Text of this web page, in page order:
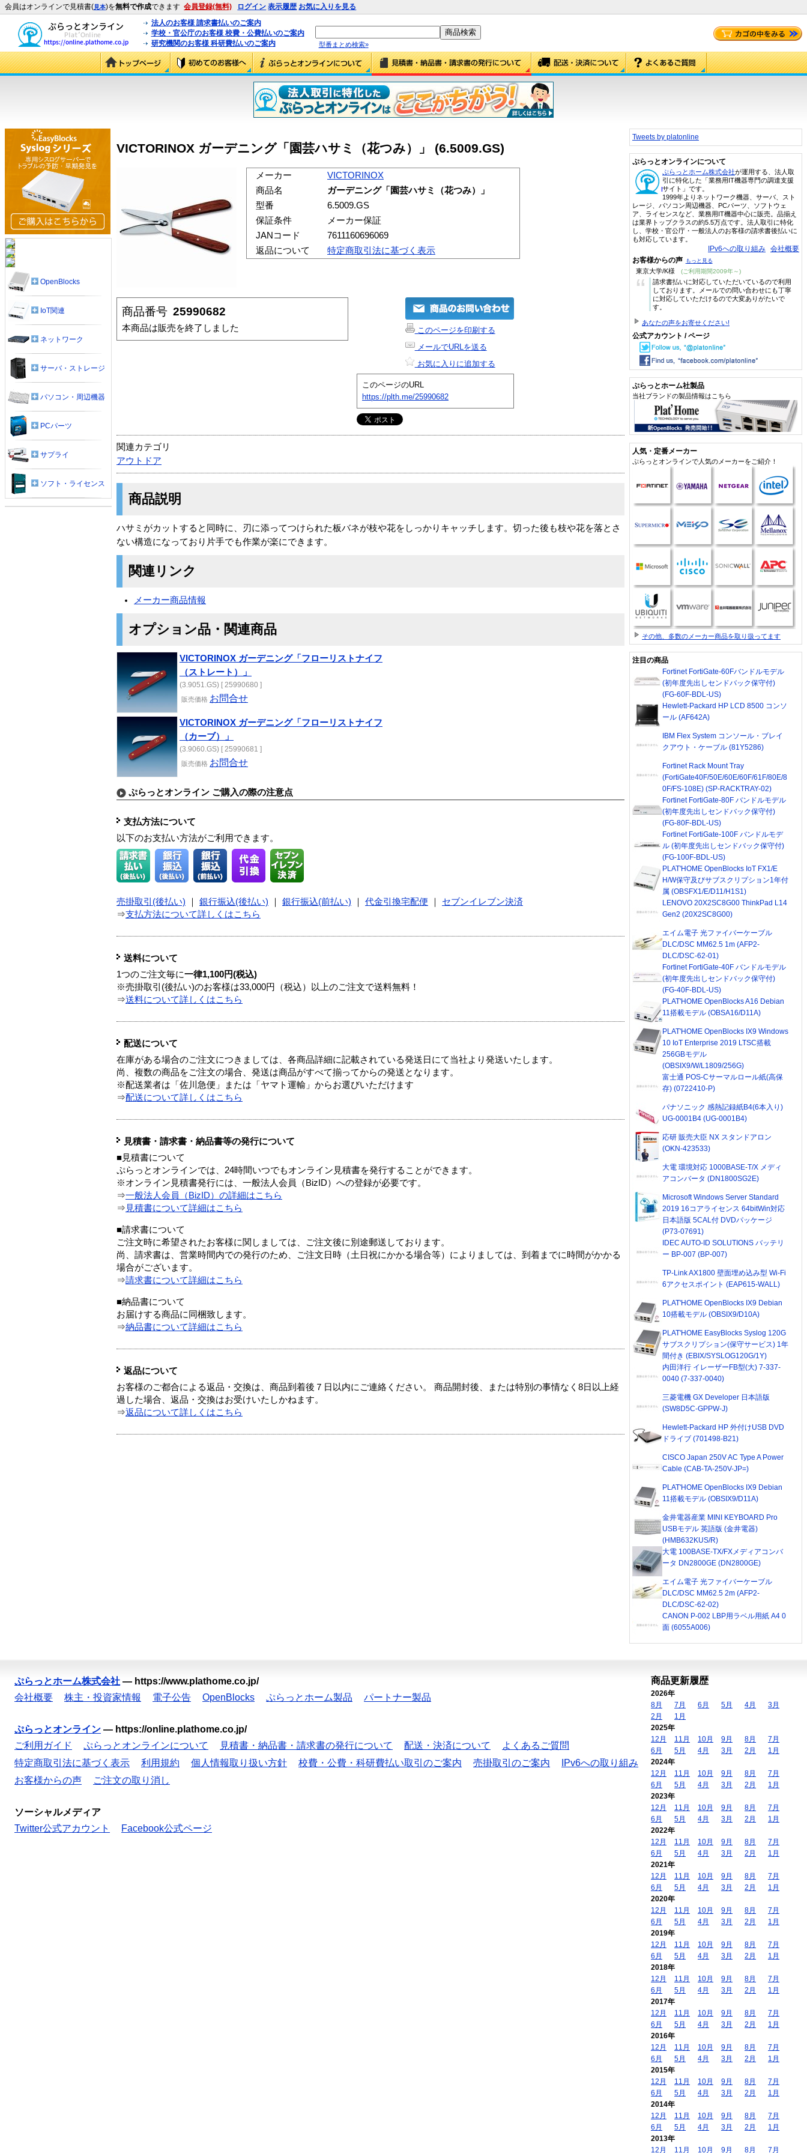
会員はオンラインで見積書(見本)を無料で作成できます 会員登録(無料) ログイン 表示履歴 お気に入りを見る
法人のお客様 請求書払いのご案内
学校・官公庁のお客様 校費・公費払いのご案内
研究機関のお客様 科研費払いのご案内
型番まとめ検索»
VICTORINOX ガーデニング「園芸ハサミ（花つみ）」 (6.5009.GS)
メーカー
VICTORINOX
商品名
ガーデニング「園芸ハサミ（花つみ）」
型番
6.5009.GS
保証条件
メーカー保証
JANコード
7611160696069
返品について
特定商取引法に基づく表示
商品番号 25990682
本商品は販売を終了しました
このページを印刷する
メールでURLを送る
お気に入りに追加する
このページのURL
https://plth.me/25990682
関連カテゴリ
アウトドア
商品説明
ハサミがカットすると同時に、刃に添ってつけられた板バネが枝や花をしっかりキャッチします。切った後も枝や花を落とさ
ない構造になっており片手でも作業が楽にできます。
関連リンク
メーカー商品情報
オプション品・関連商品
VICTORINOX ガーデニング「フローリストナイフ
（ストレート）」
(3.9051.GS) [ 25990680 ]
販売価格 お問合せ
VICTORINOX ガーデニング「フローリストナイフ
（カーブ）」
(3.9060.GS) [ 25990681 ]
販売価格 お問合せ
ぷらっとオンライン ご購入の際の注意点
支払方法について
以下のお支払い方法がご利用できます。
売掛取引(後払い) 銀行振込(後払い) 銀行振込(前払い) 代金引換宅配便
セブンイレブン決済
⇒支払方法について詳しくはこちら
送料について
1つのご注文毎に一律1,100円(税込)
※売掛取引(後払い)のお客様は33,000円（税込）以上のご注文で送料無料！
⇒送料について詳しくはこちら
配送について
在庫がある場合のご注文につきましては、各商品詳細に記載されている発送日にて当社より発送いたします。
尚、複数の商品をご注文の場合、発送は商品がすべて揃ってからの発送となります。
※配送業者は「佐川急便」または「ヤマト運輸」からお選びいただけます
⇒配送について詳しくはこちら
見積書・請求書・納品書等の発行について
■見積書について
ぷらっとオンラインでは、24時間いつでもオンライン見積書を発行することができます。
※オンライン見積書発行には、一般法人会員（BizID）への登録が必要です。
⇒一般法人会員（BizID）の詳細はこちら
⇒ 見積書について詳細はこちら
■請求書について
ご注文時に希望されたお客様に関しましては、ご注文後に別途郵送しております。
尚、請求書は、営業時間内での発行のため、ご注文日時（土日祝にかかる場合等）によりましては、到着までに時間がかかる
場合がございます。
⇒請求書について詳細はこちら
■納品書について
お届けする商品に同梱致します。
⇒納品書について詳細はこちら
返品について
お客様のご都合による返品・交換は、商品到着後７日以内にご連絡ください。 商品開封後、または特別の事情なく8日以上経
過した場合、返品・交換はお受けいたしかねます。
⇒返品について詳しくはこちら
OpenBlocks
IoT関連
ネットワーク
サーバ・ストレージ
パソコン・周辺機器
PCパーツ
サプライ
ソフト・ライセンス
Tweets by platonline
ぷらっとオンラインについて
ぷらっとホーム株式会社が運用する、法人取
引に特化した「業務用IT機器専門の調達支援
サイト」です。
1999年よりネットワーク機器、サーバ、スト
レージ、パソコン周辺機器、PCパーツ、ソフトウェ
ア、ライセンスなど、業務用IT機器中心に販売。品揃え
は業界トップクラスの約5.5万点です。法人取引に特化
し、学校・官公庁・一般法人のお客様の請求書後払いに
も対応しています。
IPv6への取り組み 会社概要
お客様からの声 もっと見る
東京大学/K様 (ご利用期間2009年～)
“
請求書払いに対応していただいているので利用
しております。メールでの問い合わせにも丁寧
に対応していただけるので大変ありがたいで
す。
あなたの声をお寄せください!
公式アカウント / ページ
ぷらっとホーム社製品
当社ブランドの製品情報はこちら
人気・定番メーカー
ぷらっとオンラインで人気のメーカーをご紹介！
その他、多数のメーカー商品を取り扱ってます
注目の商品
Fortinet FortiGate-60Fバンドルモデル
(初年度先出しセンドバック保守付)
(FG-60F-BDL-US)
Hewlett-Packard HP LCD 8500 コンソ
ール (AF642A)
IBM Flex System コンソール・ブレイ
クアウト・ケーブル (81Y5286)
Fortinet Rack Mount Tray
(FortiGate40F/50E/60E/60F/61F/80E/8
0F/FS-108E) (SP-RACKTRAY-02)
Fortinet FortiGate-80F バンドルモデル
(初年度先出しセンドバック保守付)
(FG-80F-BDL-US)
Fortinet FortiGate-100F バンドルモデ
ル (初年度先出しセンドバック保守付)
(FG-100F-BDL-US)
PLAT'HOME OpenBlocks IoT FX1/E
H/W保守及びサブスクリプション1年付
属 (OBSFX1/E/D11/H1S1)
LENOVO 20X2SC8G00 ThinkPad L14
Gen2 (20X2SC8G00)
エイム電子 光ファイバーケーブル
DLC/DSC MM62.5 1m (AFP2-
DLC/DSC-62-01)
Fortinet FortiGate-40F バンドルモデル
(初年度先出しセンドバック保守付)
(FG-40F-BDL-US)
PLAT'HOME OpenBlocks A16 Debian
11搭載モデル (OBSA16/D11A)
PLAT'HOME OpenBlocks IX9 Windows
10 IoT Enterprise 2019 LTSC搭載
256GBモデル
(OBSIX9/W/L1809/256G)
富士通 POS-Cサーマルロール紙(高保
存) (0722410-P)
パナソニック 感熱記録紙B4(6本入り)
UG-0001B4 (UG-0001B4)
応研 販売大臣 NX スタンドアロン
(OKN-423533)
大電 環境対応 1000BASE-T/X メディ
アコンバータ (DN1800SG2E)
Microsoft Windows Server Standard
2019 16コアライセンス 64bitWin対応
日本語版 5CAL付 DVDパッケージ
(P73-07691)
IDEC AUTO-ID SOLUTIONS バッテリ
ー BP-007 (BP-007)
TP-Link AX1800 壁面埋め込み型 Wi-Fi
6アクセスポイント (EAP615-WALL)
PLAT'HOME OpenBlocks IX9 Debian
10搭載モデル (OBSIX9/D10A)
PLAT'HOME EasyBlocks Syslog 120G
サブスクリプション(保守サービス) 1年
間付き (EBIX/SYSLOG120G/1Y)
内田洋行 イレーザーFB型(大) 7-337-
0040 (7-337-0040)
三菱電機 GX Developer 日本語版
(SW8D5C-GPPW-J)
Hewlett-Packard HP 外付けUSB DVD
ドライブ (701498-B21)
CISCO Japan 250V AC Type A Power
Cable (CAB-TA-250V-JP=)
PLAT'HOME OpenBlocks IX9 Debian
11搭載モデル (OBSIX9/D11A)
金井電器産業 MINI KEYBOARD Pro
USBモデル 英語版 (金井電器)
(HMB632KUS/R)
大電 100BASE-TX/FXメディアコンバ
ータ DN2800GE (DN2800GE)
エイム電子 光ファイバーケーブル
DLC/DSC MM62.5 2m (AFP2-
DLC/DSC-62-02)
CANON P-002 LBP用ラベル用紙 A4 0
面 (6055A006)
ぷらっとホーム株式会社 — https://www.plathome.co.jp/
会社概要
株主・投資家情報 電子公告 OpenBlocks ぷらっとホーム製品 パートナー製品
ぷらっとオンライン — https://online.plathome.co.jp/
ご利用ガイド
ぷらっとオンラインについて 見積書・納品書・請求書の発行について 配送・決済について
よくあるご質問
特定商取引法に基づく表示
利用規約 個人情報取り扱い方針 校費・公費・科研費払い取引のご案内 売掛取引のご案内
IPv6への取り組み
お客様からの声
ご注文の取り消し
ソーシャルメディア
Twitter公式アカウント
Facebook公式ページ
商品更新履歴
2026年
8月
7月 6月 5月 4月
3月
2月
1月
2025年
12月
11月 10月 9月 8月
7月
6月
5月 4月 3月 2月
1月
2024年
12月
11月 10月 9月 8月
7月
6月
5月 4月 3月 2月
1月
2023年
12月
11月 10月 9月 8月
7月
6月
5月 4月 3月 2月
1月
2022年
12月
11月 10月 9月 8月
7月
6月
5月 4月 3月 2月
1月
2021年
12月
11月 10月 9月 8月
7月
6月
5月 4月 3月 2月
1月
2020年
12月
11月 10月 9月 8月
7月
6月
5月 4月 3月 2月
1月
2019年
12月
11月 10月 9月 8月
7月
6月
5月 4月 3月 2月
1月
2018年
12月
11月 10月 9月 8月
7月
6月
5月 4月 3月 2月
1月
2017年
12月
11月 10月 9月 8月
7月
6月
5月 4月 3月 2月
1月
2016年
12月
11月 10月 9月 8月
7月
6月
5月 4月 3月 2月
1月
2015年
12月
11月 10月 9月 8月
7月
6月
5月 4月 3月 2月
1月
2014年
12月
11月 10月 9月 8月
7月
6月
5月 4月 3月 2月
1月
2013年
12月
11月 10月 9月 8月 7月